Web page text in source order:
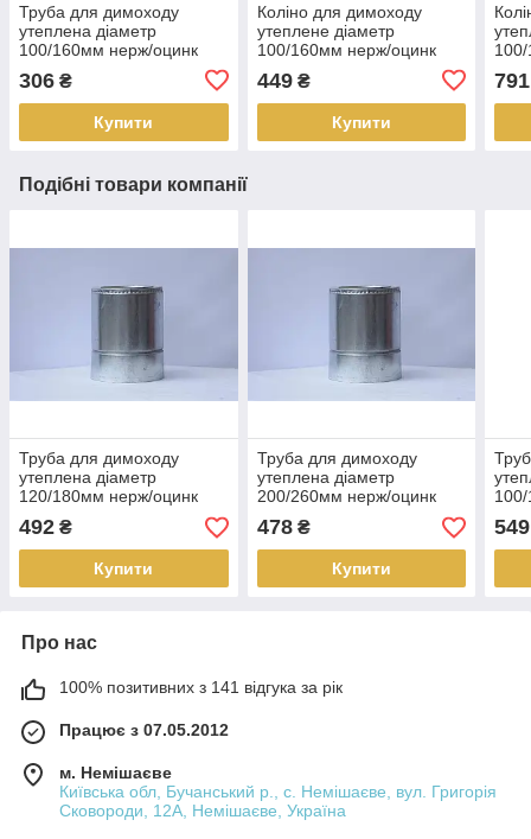
Труба для димоходу
утеплена діаметр
100/160мм нерж/оцинк
0,25м 0,5мм (сендвіч) AISI
304
306 ₴
Купити
Коліно для димоходу
утеплене діаметр
100/160мм нерж/оцинк
45гр 0,5мм (сендвіч) AISI
304
449₴
Купити
304
791
Подібні товари компанії
Труба для димоходу
утеплена діаметр
120/180мм нерж/оцинк
0,25м 0,8мм (сендвіч) AISI
304
492 ₴
Купити
Труба для димоходу
утеплена діаметр
200/260мм нерж/оцинк
0,25м 0,8мм (сендвіч) AISI
304
478₴
Купити
304
549
Про нас
100% позитивних з 141 відгука за рік
Працює з 07.05.2012
м. Немішаєве
Київська обл, Бучанський р., с. Немішаєве, вул. Григорія
Сковороди, 12А, Немішаєве, Україна